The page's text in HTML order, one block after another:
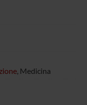
, Medicina